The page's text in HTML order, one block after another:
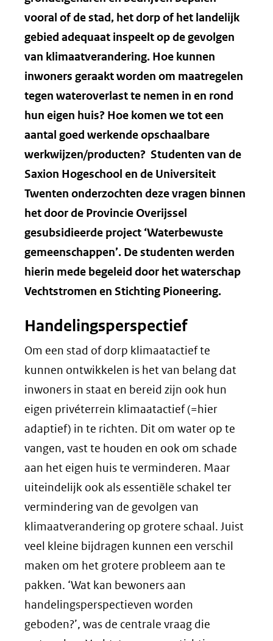
vooral of de stad, het dorp of het landelijk
gebied adequaat inspeelt op de gevolgen
van klimaatverandering. Hoe kunnen
inwoners geraakt worden om maatregelen
tegen wateroverlast te nemen in en rond
hun eigen huis? Hoe komen we tot een
aantal goed werkende opschaalbare
werkwijzen/producten? Studenten van de
Saxion Hogeschool en de Universiteit
Twenten onderzochten deze vragen binnen
het door de Provincie Overijssel
gesubsidieerde project ‘Waterbewuste
gemeenschappen’. De studenten werden
hierin mede begeleid door het waterschap
Vechtstromen en Stichting Pioneering.
Handelingsperspectief
Om een stad of dorp klimaatactief te
kunnen ontwikkelen is het van belang dat
inwoners in staat en bereid zijn ook hun
eigen privéterrein klimaatactief (=hier
adaptief) in te richten. Dit om water op te
vangen, vast te houden en ook om schade
aan het eigen huis te verminderen. Maar
uiteindelijk ook als essentiële schakel ter
vermindering van de gevolgen van
klimaatverandering op grotere schaal. Juist
veel kleine bijdragen kunnen een verschil
maken om het grotere probleem aan te
pakken. ‘Wat kan bewoners aan
handelingsperspectieven worden
geboden?’, was de centrale vraag die